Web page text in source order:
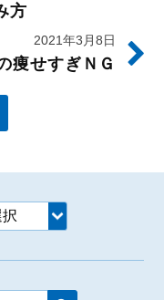
方
2021年3月8日
痩せすぎＮＧ